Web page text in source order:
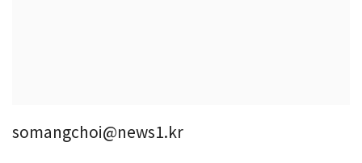
somangchoi@news1.kr